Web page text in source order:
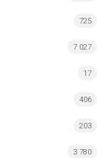
725
7 027
17
406
203
3 780